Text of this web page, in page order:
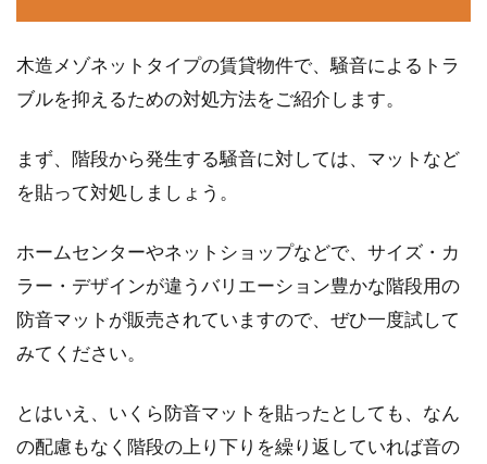
木造メゾネットタイプの賃貸物件で、騒音によるトラ
ブルを抑えるための対処方法をご紹介します。
まず、階段から発生する騒音に対しては、マットなど
を貼って対処しましょう。
ホームセンターやネットショップなどで、サイズ・カ
ラー・デザインが違うバリエーション豊かな階段用の
防音マットが販売されていますので、ぜひ一度試して
みてください。
とはいえ、いくら防音マットを貼ったとしても、なん
の配慮もなく階段の上り下りを繰り返していれば音の